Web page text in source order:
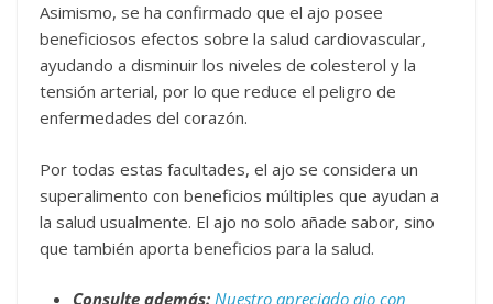
Asimismo, se ha confirmado que el ajo posee
beneficiosos efectos sobre la salud cardiovascular,
ayudando a disminuir los niveles de colesterol y la
tensión arterial, por lo que reduce el peligro de
enfermedades del corazón.
Por todas estas facultades, el ajo se considera un
superalimento con beneficios múltiples que ayudan a
la salud usualmente. El ajo no solo añade sabor, sino
que también aporta beneficios para la salud.
Consulte además: Nuestro apreciado ajo con